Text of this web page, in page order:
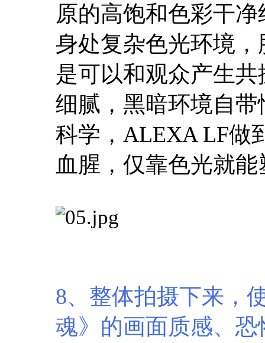
原的高饱和色彩干
身处复杂色光环境
是可以和观众产生
细腻，黑暗环境自
科学，ALEXA LF做
血腥，仅靠色光就
8、整体拍摄下来，
魂》的画面质感、